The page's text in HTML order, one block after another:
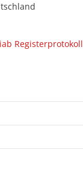
Registerprotokoll